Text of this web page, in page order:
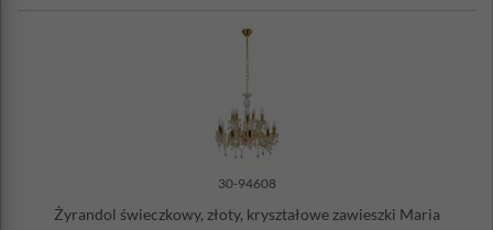
30-94608
Żyrandol świeczkowy, złoty, kryształowe zawieszki Maria